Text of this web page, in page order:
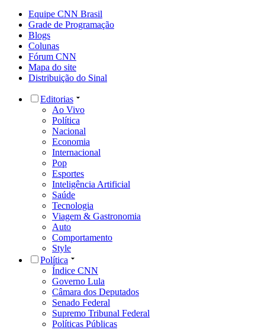
Equipe CNN Brasil
Grade de Programação
Blogs
Colunas
Fórum CNN
Mapa do site
Distribuição do Sinal
Editorias
Ao Vivo
Política
Nacional
Economia
Internacional
Pop
Esportes
Inteligência Artificial
Saúde
Tecnologia
Viagem & Gastronomia
Auto
Comportamento
Style
Política
Índice CNN
Governo Lula
Câmara dos Deputados
Senado Federal
Supremo Tribunal Federal
Políticas Públicas